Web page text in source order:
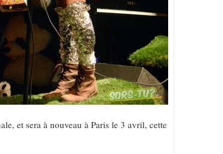
et sera à nouveau à Paris le 3 avril, cette